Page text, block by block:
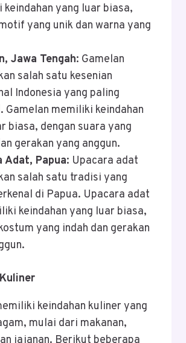
keindahan yang luar biasa,
yang unik dan warna yang
Jawa Tengah: Gamelan
salah satu kesenian
Indonesia yang paling
Gamelan memiliki keindahan
biasa, dengan suara yang
gerakan yang anggun.
Adat, Papua: Upacara adat
salah satu tradisi yang
di Papua. Upacara adat
keindahan yang luar biasa,
yang indah dan gerakan
keindahan kuliner yang
mulai dari makanan,